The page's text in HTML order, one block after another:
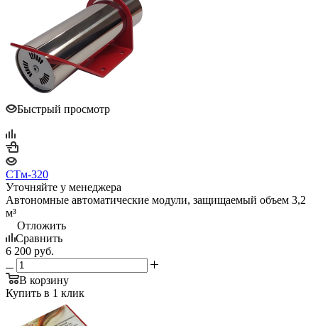
Быстрый просмотр
СТм-320
Уточняйте у менеджера
Автономные автоматические модули, защищаемый объем 3,2
м³
Отложить
Сравнить
6 200 руб.
В корзину
Купить в 1 клик